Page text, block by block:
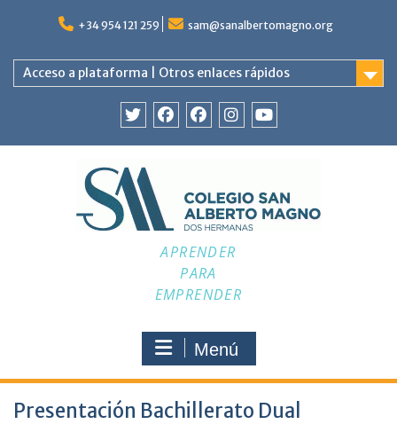
+34 954 121 259 sam@sanalbertomagno.org
Acceso a plataforma | Otros enlaces rápidos
APRENDER
PARA
EMPRENDER
Menú
Presentación Bachillerato Dual